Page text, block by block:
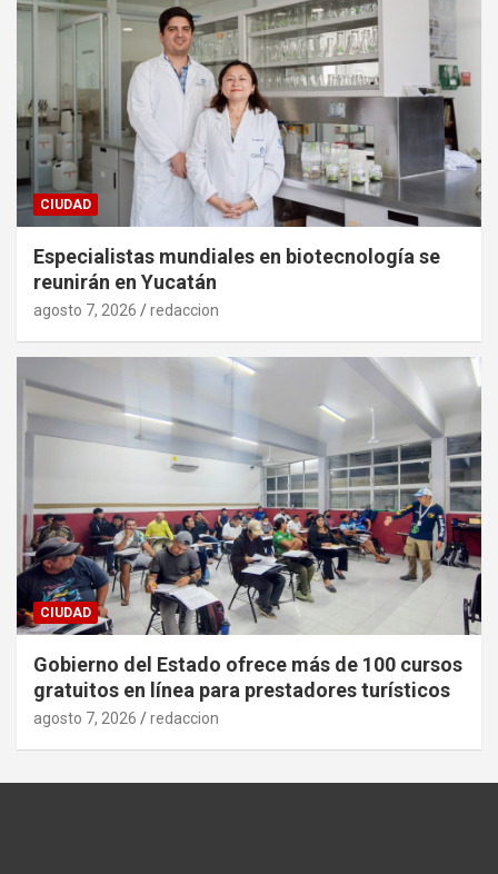
CIUDAD
Especialistas mundiales en biotecnología se
reunirán en Yucatán
agosto 7, 2026 redaccion
CIUDAD
Gobierno del Estado ofrece más de 100 cursos
gratuitos en línea para prestadores turísticos
agosto 7, 2026 redaccion